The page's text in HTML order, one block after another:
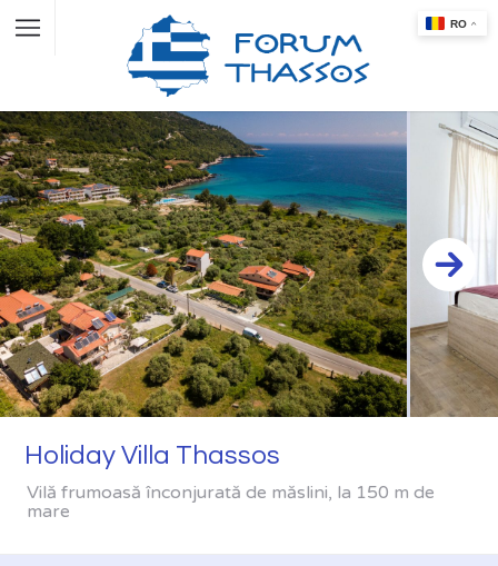
Holiday Villa Thassos
Vilă frumoasă înconjurată de măslini, la 150 m de
mare